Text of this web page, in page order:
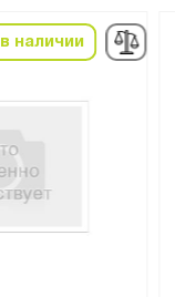
в наличии